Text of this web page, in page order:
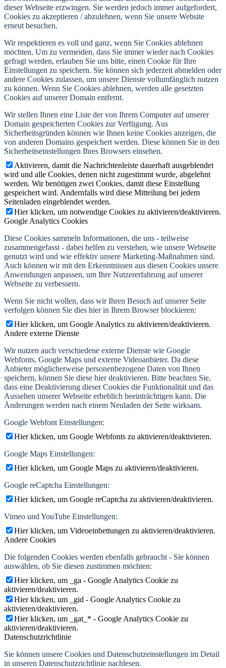
dieser Webseite erzwingen. Sie werden jedoch immer aufgefordert,
Cookies zu akzeptieren / abzulehnen, wenn Sie unsere Website
erneut besuchen.
Wir respektieren es voll und ganz, wenn Sie Cookies ablehnen
möchten. Um zu vermeiden, dass Sie immer wieder nach Cookies
gefragt werden, erlauben Sie uns bitte, einen Cookie für Ihre
Einstellungen zu speichern. Sie können sich jederzeit abmelden oder
andere Cookies zulassen, um unsere Dienste vollumfänglich nutzen
zu können. Wenn Sie Cookies ablehnen, werden alle gesetzten
Cookies auf unserer Domain entfernt.
Wir stellen Ihnen eine Liste der von Ihrem Computer auf unserer
Domain gespeicherten Cookies zur Verfügung. Aus
Sicherheitsgründen können wie Ihnen keine Cookies anzeigen, die
von anderen Domains gespeichert werden. Diese können Sie in den
Sicherheitseinstellungen Ihres Browsers einsehen.
Aktivieren, damit die Nachrichtenleiste dauerhaft ausgeblendet
wird und alle Cookies, denen nicht zugestimmt wurde, abgelehnt
werden. Wir benötigen zwei Cookies, damit diese Einstellung
gespeichert wird. Andernfalls wird diese Mitteilung bei jedem
Seitenladen eingeblendet werden.
Hier klicken, um notwendige Cookies zu aktivieren/deaktivieren.
Google Analytics Cookies
Diese Cookies sammeln Informationen, die uns - teilweise
zusammengefasst - dabei helfen zu verstehen, wie unsere Webseite
genutzt wird und wie effektiv unsere Marketing-Maßnahmen sind.
Auch können wir mit den Erkenntnissen aus diesen Cookies unsere
Anwendungen anpassen, um Ihre Nutzererfahrung auf unserer
Webseite zu verbessern.
Wenn Sie nicht wollen, dass wir Ihren Besuch auf unserer Seite
verfolgen können Sie dies hier in Ihrem Browser blockieren:
Hier klicken, um Google Analytics zu aktivieren/deaktivieren.
Andere externe Dienste
Wir nutzen auch verschiedene externe Dienste wie Google
Webfonts, Google Maps und externe Videoanbieter. Da diese
Anbieter möglicherweise personenbezogene Daten von Ihnen
speichern, können Sie diese hier deaktivieren. Bitte beachten Sie,
dass eine Deaktivierung dieser Cookies die Funktionalität und das
Aussehen unserer Webseite erheblich beeinträchtigen kann. Die
Änderungen werden nach einem Neuladen der Seite wirksam.
Google Webfont Einstellungen:
Hier klicken, um Google Webfonts zu aktivieren/deaktivieren.
Google Maps Einstellungen:
Hier klicken, um Google Maps zu aktivieren/deaktivieren.
Google reCaptcha Einstellungen:
Hier klicken, um Google reCaptcha zu aktivieren/deaktivieren.
Vimeo und YouTube Einstellungen:
Hier klicken, um Videoeinbettungen zu aktivieren/deaktivieren.
Andere Cookies
Die folgenden Cookies werden ebenfalls gebraucht - Sie können
auswählen, ob Sie diesen zustimmen möchten:
Hier klicken, um _ga - Google Analytics Cookie zu
aktivieren/deaktivieren.
Hier klicken, um _gid - Google Analytics Cookie zu
aktivieren/deaktivieren.
Hier klicken, um _gat_* - Google Analytics Cookie zu
aktivieren/deaktivieren.
Datenschutzrichtlinie
Sie können unsere Cookies und Datenschutzeinstellungen im Detail
in unseren Datenschutzrichtlinie nachlesen.